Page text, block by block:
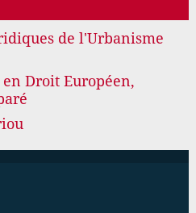
de l'Urbanisme
Droit Européen,